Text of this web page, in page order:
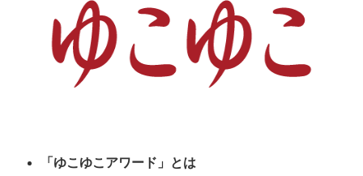
「ゆこゆこアワード」とは